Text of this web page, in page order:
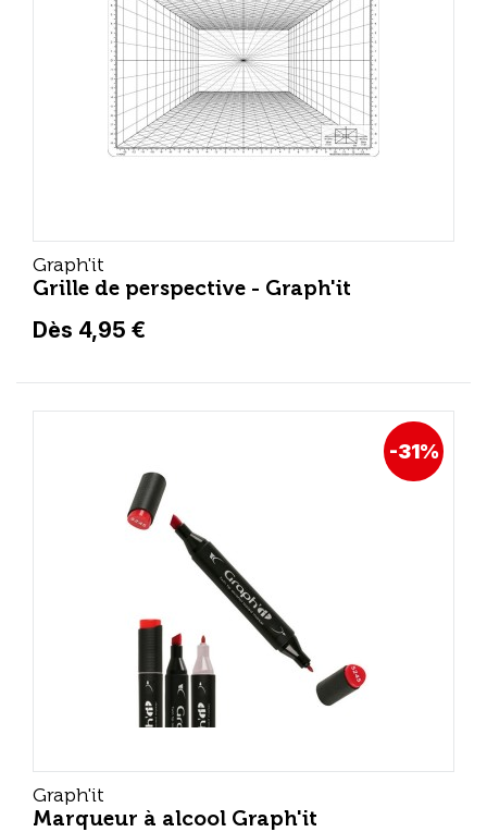
Graph'it
Grille de perspective - Graph'it
Dès 4,95 €
Graph'it
Marqueur à alcool Graph'it
-31%